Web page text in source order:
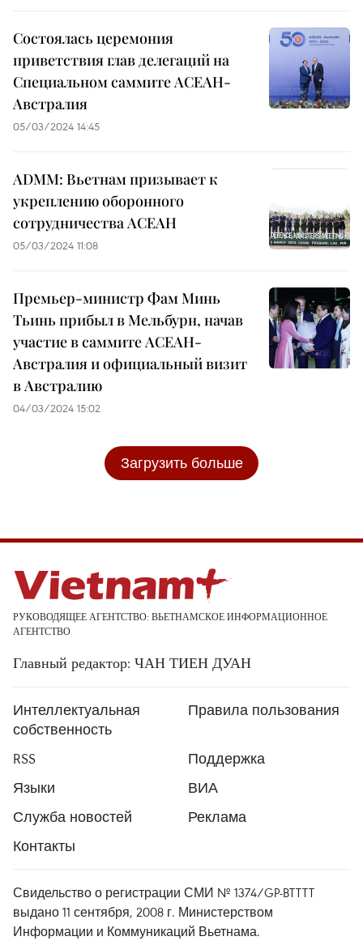
Состоялась церемония
приветствия глав делегаций на
Специальном саммите АСЕАН-
Австралия
05/03/2024 14:45
ADMM: Вьетнам призывает к
укреплению оборонного
сотрудничества АСЕАН
05/03/2024 11:08
Премьер-министр Фам Минь
Тьинь прибыл в Мельбурн, начав
участие в саммите АСЕАН-
Австралия и официальный визит
в Австралию
04/03/2024 15:02
Загрузить больше
РУКОВОДЯЩЕЕ АГЕНТСТВО: ВЬЕТНАМСКОЕ ИНФОРМАЦИОННОЕ
АГЕНТСТВО
Главный редактор: ЧАН ТИЕН ДУАН
Интеллектуальная
собственность
Правила пользования
RSS
Поддержка
Языки
ВИА
Служба новостей
Реклама
Контакты
Свидельство о регистрации СМИ № 1374/GP-BTTTT
выдано 11 сентября, 2008 г. Министерством
Информации и Коммуникаций Вьетнама.